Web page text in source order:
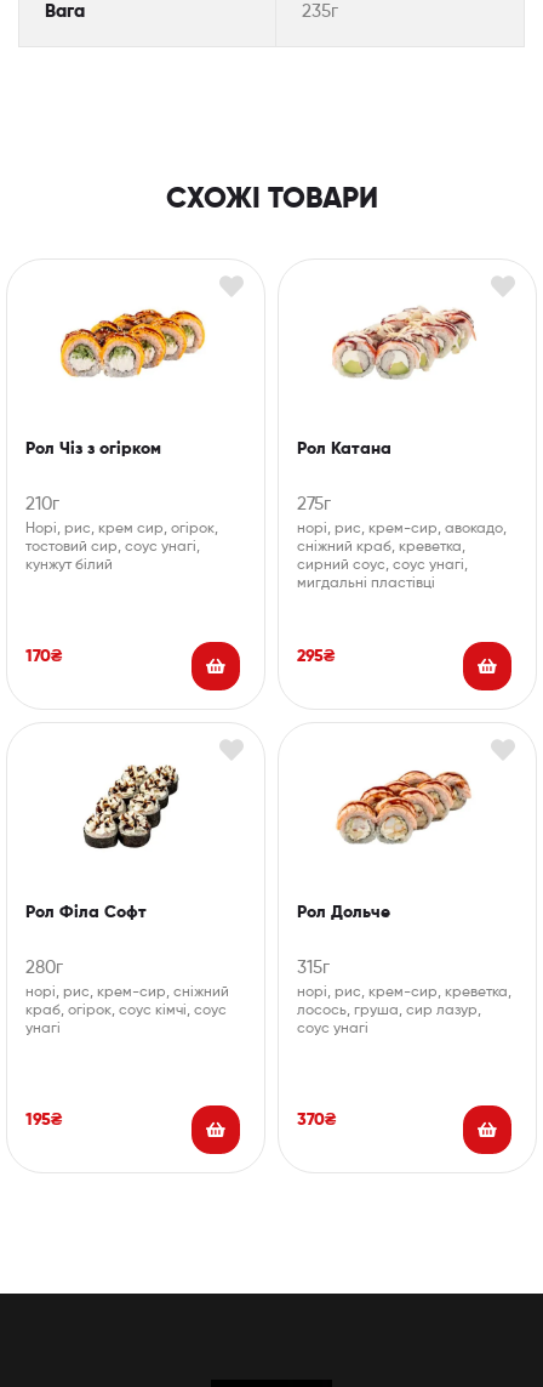
Вага 235г
СХОЖІ ТОВАРИ
Рол Чіз з огірком
210г
Норі, рис, крем сир, огірок,
тостовий сир, соус унагі,
кунжут білий
170₴
Рол Катана
275г
норі, рис, крем-сир, авокадо,
сніжний краб, креветка,
сирний соус, соус унагі,
мигдальні пластівці
295₴
Рол Філа Софт
280г
норі, рис, крем-сир, сніжний
краб, огірок, соус кімчі, соус
унагі
195₴
Рол Дольче
315г
норі, рис, крем-сир, креветка,
лосось, груша, сир лазур,
соус унагі
370₴